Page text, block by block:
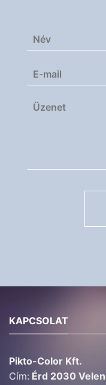
KAPCSOLAT
Pikto-Color Kft.
Cím: Érd 2030